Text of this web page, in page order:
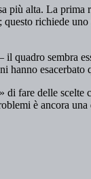
alta. La
richiede uno
sembra
esacerbato
fare delle
è ancora una